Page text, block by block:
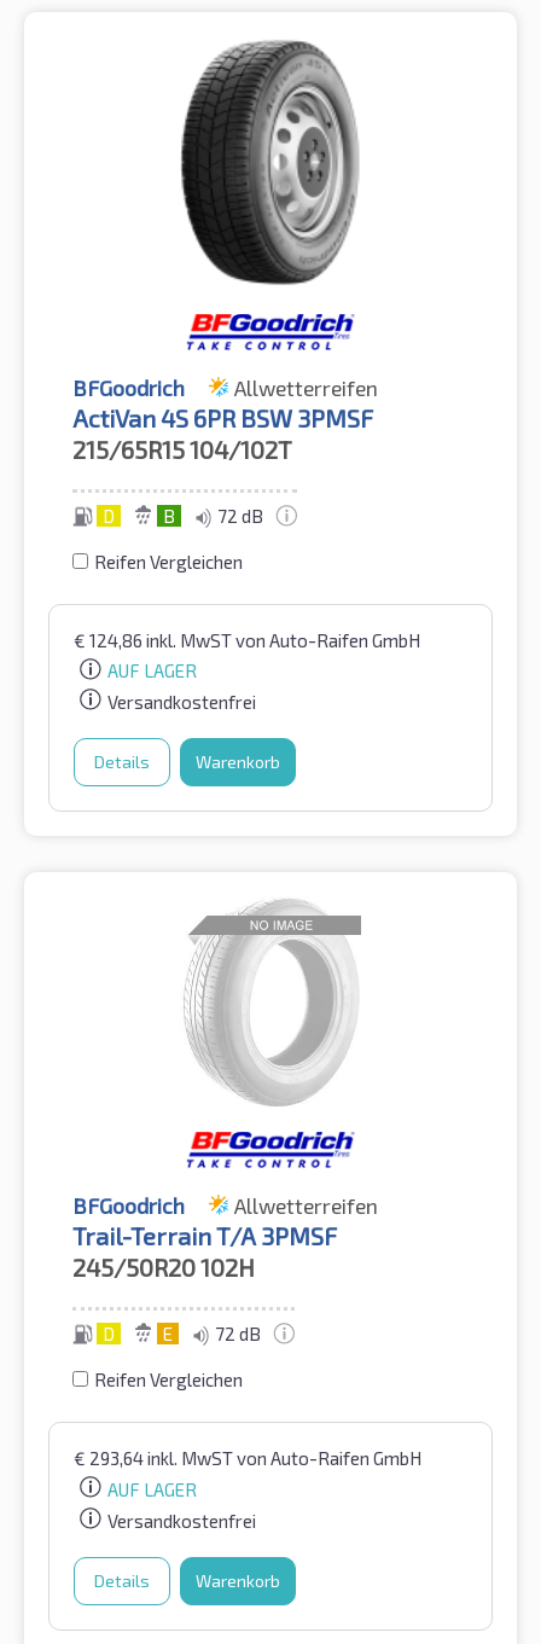
BFGoodrich Allwetterreifen
ActiVan 4S 6PR BSW 3PMSF
215/65R15104/102T
D B 72 dB
Reifen Vergleichen
€ 124,86 inkl. MwSTvon Auto-Raifen GmbH
AUF LAGER
Versandkostenfrei
Details Warenkorb
BFGoodrich Allwetterreifen
Trail-Terrain T/A 3PMSF
245/50R20102H
D E 72 dB
Reifen Vergleichen
€ 293,64inkl. MwSTvon Auto-Raifen GmbH
AUF LAGER
Versandkostenfrei
Details Warenkorb